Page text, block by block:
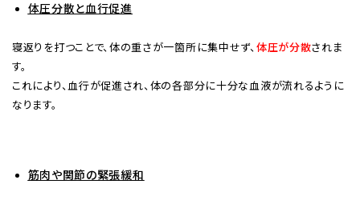
体圧分散と血行促進
寝返りを打つことで、体の重さが一箇所に集中せず、 体圧が分散されま
す。
これにより、血行が促進され、体の各部分に十分な血液が流れるように
なります。
筋肉や関節の緊張緩和